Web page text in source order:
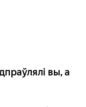
вы, а